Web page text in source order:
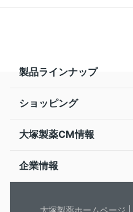
製品ラインナップ
ショッピング
大塚製薬CM情報
企業情報